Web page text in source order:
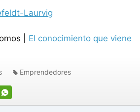
Laurvig
| El conocimiento que viene
Emprendedores